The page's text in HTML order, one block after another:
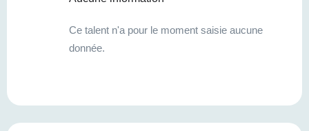
Ce talent n'a pour le moment saisie aucune
donnée.